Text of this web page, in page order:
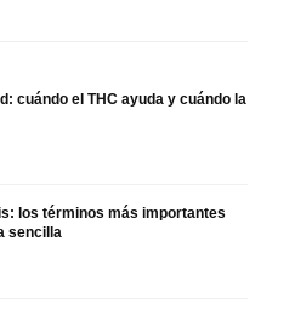
cuándo el THC ayuda y cuándo la
los términos más importantes
sencilla